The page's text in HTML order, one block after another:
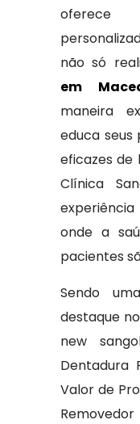
oferece
não só
em
maneira
educa
eficazes de
Clínica
onde a
pacientes
Sendo
destaque
new
Dentadura
Valor de